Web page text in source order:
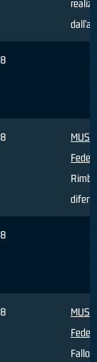
8
8
8
8
Fallo